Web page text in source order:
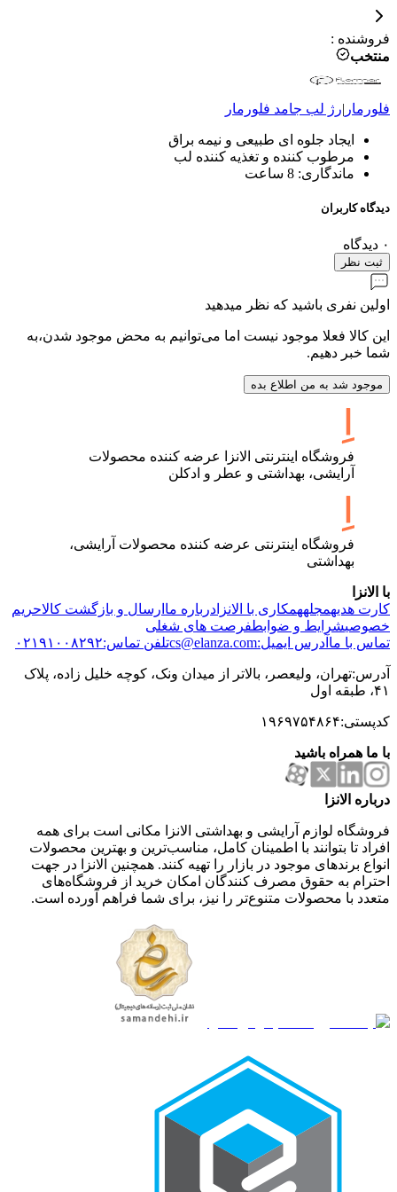
فروشنده :
منتخب
فلورمار |رژ لب جامد فلورمار
ایجاد جلوه ای طبیعی و نیمه براق
مرطوب کننده و تغذیه کننده لب
ماندگاری: 8 ساعت
دیدگاه کاربران
۰ دیدگاه
ثبت نظر
اولین نفری باشید که نظر میدهید
این کالا فعلا موجود نیست اما می‌توانیم به محض موجود شدن،به
شما خبر دهیم.
موجود شد به من اطلاع بده
فروشگاه اینترنتی الانزا عرضه کننده محصولات
آرایشی، بهداشتی و عطر و ادکلن
فروشگاه اینترنتی عرضه کننده محصولات آرایشی،
بهداشتی
با الانزا
کارت هدیهمجلههمکاری با الانزا درباره ما ارسال و بازگشت کالاحریم
خصوصیشرایط و ضوابطفرصت های شغلی
تماس با ما آدرس ایمیل:cs@elanza.com تلفن تماس:۰۲۱۹۱۰۰۸۲۹۲
آدرس:تهران، ولیعصر، بالاتر از میدان ونک، کوچه خلیل زاده، پلاک
۴۱، طبقه اول
کدپستی:۱۹۶۹۷۵۴۸۶۴
با ما همراه باشید
درباره الانزا
فروشگاه لوازم آرایشی و بهداشتی الانزا مکانی است برای همه
افراد تا بتوانند با اطمینان کامل، مناسب‌ترین و بهترین محصولات
انواع برندهای موجود در بازار را تهیه کنند. همچنین الانزا در جهت
احترام به حقوق مصرف کنندگان امکان خرید از فروشگاه‌های
متعدد با محصولات متنوع‌تر را نیز، برای شما فراهم آورده است.